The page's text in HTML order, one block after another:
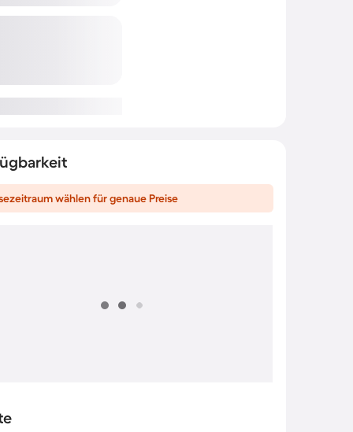
wählen für genaue Preise